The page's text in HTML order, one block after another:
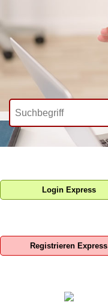
GmbH
Login Express
Registrieren Express